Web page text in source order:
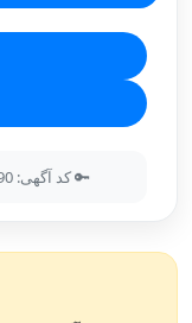
🔑 کد آگهی: 537316028428667414589507129390